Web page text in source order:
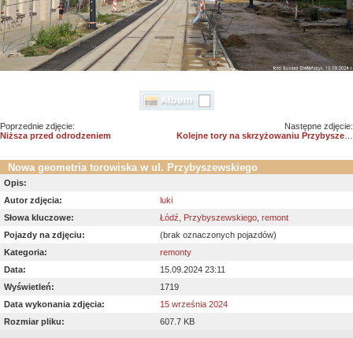
Poprzednie zdjęcie:
Niższa przed odrodzeniem
Następne zdjęcie:
Kolejne tory na skrzyżowaniu Przybyszewskiego - Kilińskiego
Nowa geometria torowiska w ul. Przybyszewskiego
Opis:
Autor zdjęcia:
luki
Słowa kluczowe:
Łódź Przybyszewskiego remont
Pojazdy na zdjęciu:
(brak oznaczonych pojazdów)
Kategoria:
remonty
Data:
15.09.2024 23:11
Wyświetleń:
1719
Data wykonania zdjęcia:
15 września 2024
Rozmiar pliku:
607.7 KB